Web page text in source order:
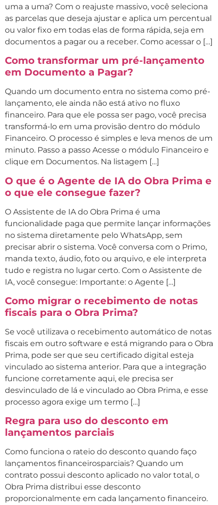
uma a uma? Com o reajuste massivo, você seleciona
as parcelas que deseja ajustar e aplica um percentual
ou valor fixo em todas elas de forma rápida, seja em
documentos a pagar ou a receber. Como acessar o […]
Como transformar um pré-lançamento
em Documento a Pagar?
Quando um documento entra no sistema como pré-
lançamento, ele ainda não está ativo no fluxo
financeiro. Para que ele possa ser pago, você precisa
transformá-lo em uma provisão dentro do módulo
Financeiro. O processo é simples e leva menos de um
minuto. Passo a passo Acesse o módulo Financeiro e
clique em Documentos. Na listagem […]
O que é o Agente de IA do Obra Prima e
o que ele consegue fazer?
O Assistente de IA do Obra Prima é uma
funcionalidade paga que permite lançar informações
no sistema diretamente pelo WhatsApp, sem
precisar abrir o sistema. Você conversa com o Primo,
manda texto, áudio, foto ou arquivo, e ele interpreta
tudo e registra no lugar certo. Com o Assistente de
IA, você consegue: Importante: o Agente […]
Como migrar o recebimento de notas
fiscais para o Obra Prima?
Se você utilizava o recebimento automático de notas
fiscais em outro software e está migrando para o Obra
Prima, pode ser que seu certificado digital esteja
vinculado ao sistema anterior. Para que a integração
funcione corretamente aqui, ele precisa ser
desvinculado de lá e vinculado ao Obra Prima, e esse
processo agora exige um termo […]
Regra para uso do desconto em
lançamentos parciais
Como funciona o rateio do desconto quando faço
lançamentos financeirosparciais? Quando um
contrato possui desconto aplicado no valor total, o
Obra Prima distribui esse desconto
proporcionalmente em cada lançamento financeiro.